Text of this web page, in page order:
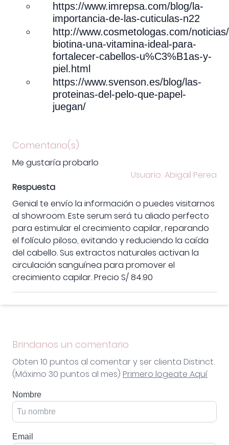
https://www.imrepsa.com/blog/la-
importancia-de-las-cuticulas-n22
http://www.cosmetologas.com/
biotina-una-vitamina-ideal-para-
fortalecer-cabellos-u%C3%B1as-y-
piel.html
https://www.svenson.es/blog/las-
proteinas-del-pelo-que-papel-
juegan/
Comentario(s)
Me gustaría probarlo
Usuario: Abigail Perea
Respuesta
Genial te envío la información o puedes visitarnos
al showroom. Este serum será tu aliado perfecto
para estimular el crecimiento capilar, reparando
el folículo piloso, evitando y reduciendo la caída
del cabello. Sus extractos naturales activan la
circulación sanguínea para promover el
crecimiento capilar. Precio S/ 84.90
Brindanos un comentario
Obten 10 puntos al comentar y ser clienta Distinct.
(Máximo 30 puntos al mes) Primero logeate Aquí
Nombre
Email